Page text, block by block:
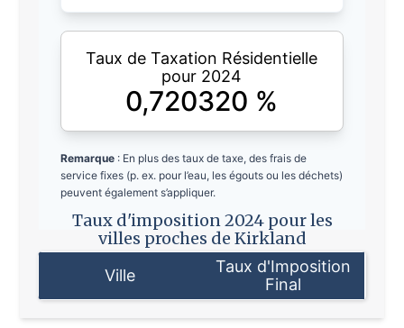
Taux de Taxation Résidentielle
pour 2024
0,720320 %
Remarque : En plus des taux de taxe, des frais de
service fixes (p. ex. pour l’eau, les égouts ou les déchets)
peuvent également s’appliquer.
Taux d'imposition 2024 pour les
villes proches de Kirkland
Ville
Taux d'Imposition
Final